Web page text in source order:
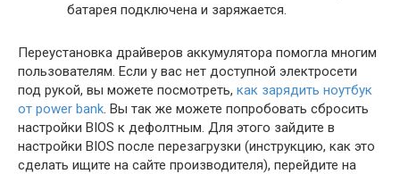
батарея подключена и заряжается.
Переустановка драйверов аккумулятора помогла многим
пользователям. Если у вас нет доступной электросети
под рукой, вы можете посмотреть, как зарядить ноутбук
от power bank . Вы так же можете попробовать сбросить
настройки BIOS к дефолтным. Для этого зайдите в
настройки BIOS после перезагрузки (инструкцию, как это
сделать ищите на сайте производителя), перейдите на